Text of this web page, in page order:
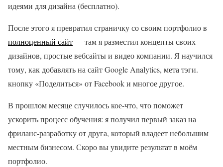
идеями для дизайна (бесплатно).
После этого я превратил страничку со своим портфолио в
полноценный сайт— там я разместил концепты своих
дизайнов, простые вебсайты и видео компании. Я научился
тому, как добавлять на сайт Google Analytics, мета тэги.
кнопку «Поделиться» от Facebook и многое другое.
В прошлом месяце случилось кое-что, что поможет
ускорить процесс обучения: я получил первый заказ на
фриланс-разработку от друга, который владеет небольшим
местным бизнесом. Скоро вы увидите результат в моём
портфолио.